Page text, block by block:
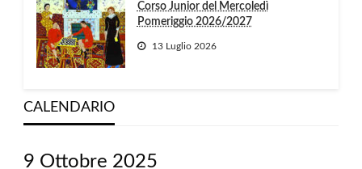
Corso Junior del Mercoledì
Pomeriggio 2026/2027
13 Luglio 2026
CALENDARIO
9 Ottobre 2025